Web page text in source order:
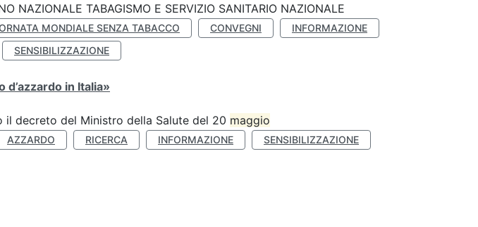
NAZIONALE TABAGISMO E SERVIZIO SANITARIO NAZIONALE
MONDIALE SENZA TABACCO CONVEGNI
INFORMAZIONE
SENSIBILIZZAZIONE
d’azzardo in Italia»
decreto del Ministro della Salute del 20 maggio
AZZARDO RICERCA INFORMAZIONE SENSIBILIZZAZIONE